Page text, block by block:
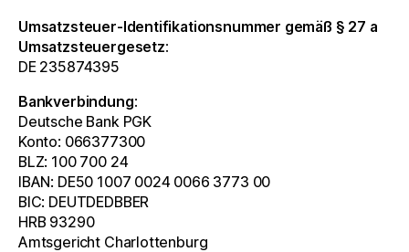
Umsatzsteuer-Identifikationsnummer gemäß § 27 a
Umsatzsteuergesetz:
DE 235874395
Bankverbindung:
Deutsche Bank PGK
Konto: 066377300
BLZ: 100 700 24
IBAN: DE50 1007 0024 0066 3773 00
BIC: DEUTDEDBBER
HRB 93290
Amtsgericht Charlottenburg